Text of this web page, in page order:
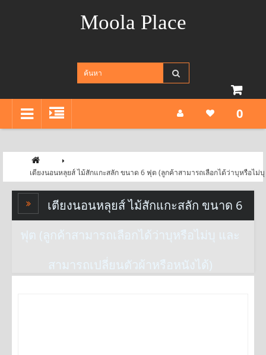
Moola Place
0
เตียงนอนหลุยส์ ไม้สักแกะสลัก ขนาด 6 ฟุต (ลูกค้าสามารถเลือกได้ว่าบุหรือไม่
เตียงนอนหลุยส์ ไม้สักแกะสลัก ขนาด 6
ฟุต (ลูกค้าสามารถเลือกได้ว่าบุหรือไม่บุ และ
สามารถเปลี่ยนตัวผ้าหรือหนังได้)